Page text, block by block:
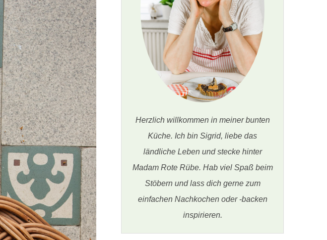
Herzlich willkommen in meiner bunten
Küche. Ich bin Sigrid, liebe das
ländliche Leben und stecke hinter
Madam Rote Rübe. Hab viel Spaß beim
Stöbern und lass dich gerne zum
einfachen Nachkochen oder -backen
inspirieren.